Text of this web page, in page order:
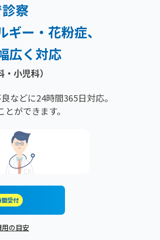
察
ギー・花粉症、
広く対応
小児科）
などに24時間365日対応。
ができます。
間受付
用の目安